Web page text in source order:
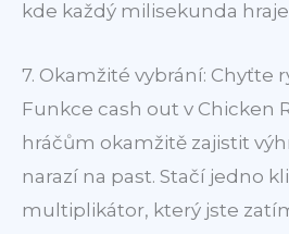
kde každý milisekunda
7. Okamžité vybrání: Chyťte
Funkce cash out v Chicken
hráčům okamžitě zajistit
narazí na past. Stačí jedno
multiplikátor, který jste